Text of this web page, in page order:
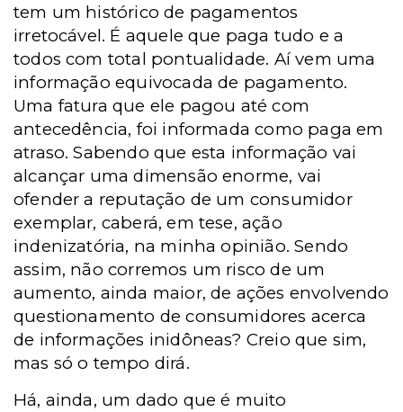
tem um histórico de pagamentos
irretocável. É aquele que paga tudo e a
todos com total pontualidade. Aí vem uma
informação equivocada de pagamento.
Uma fatura que ele pagou até com
antecedência, foi informada como pagaem
atraso. Sabendo que esta informação vai
alcançar uma dimensão enorme, vai
ofender a reputação de um consumidor
exemplar, caberá, em tese, ação
indenizatória, na minha opinião. Sendo
assim, não corremos um risco de um
aumento, ainda maior, de ações envolvendo
questionamento de consumidores acerca
de informações inidôneas? Creio que sim,
mas só o tempo dirá.
Há, ainda, um dado que é muito